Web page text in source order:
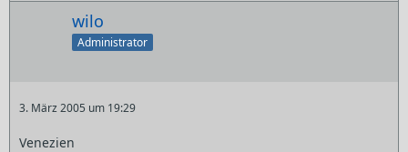
wilo
Administrator
3. März 2005 um 19:29
Venezien